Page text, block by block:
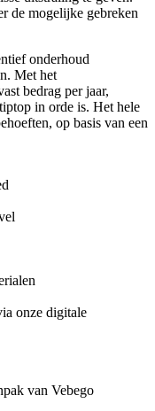
de mogelijke gebreken
onderhoud
Met het
bedrag per jaar,
in orde is. Het hele
op basis van een
onze digitale
van Vebego